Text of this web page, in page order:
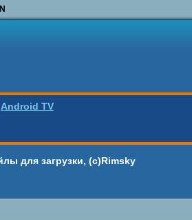
Android TV
для загрузки, (c)Rimsky